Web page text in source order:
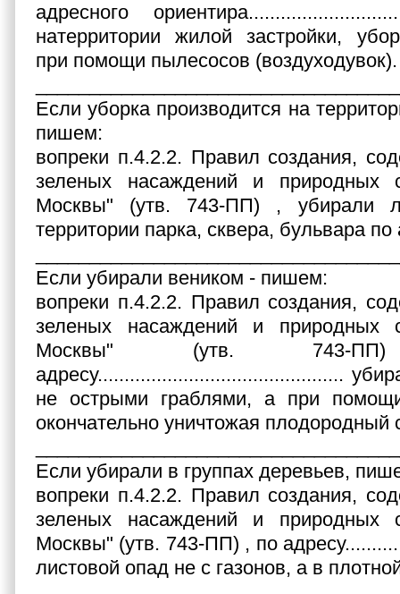
адресного
натерритории жилой застройки,
при помощи пылесосов (воздуходувок).
Если уборка производится на
пишем:
вопреки п.4.2.2. Правил создания,
зеленых насаждений и природных
Москвы" (утв. 743-ПП) , убирали
территории парка, сквера, бульвара
Если убирали веником - пишем:
вопреки п.4.2.2. Правил создания,
зеленых насаждений и природных
Москвы" (утв.
адресу..............................................
не острыми граблями, а при
окончательно уничтожая плодородный
Если убирали в группах деревьев,
вопреки п.4.2.2. Правил создания,
зеленых насаждений и природных
Москвы" (утв. 743-ПП) , по
листовой опад не с газонов, а в